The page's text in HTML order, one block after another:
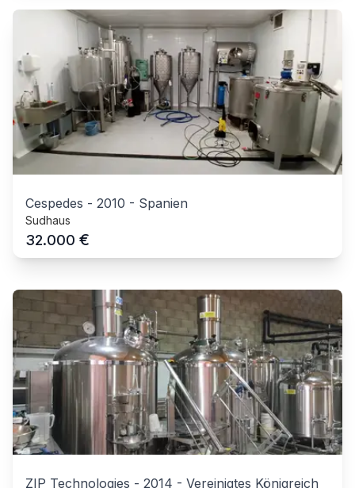
Cespedes - 2010 - Spanien
Sudhaus
32.000 €
ZIP Technologies - 2014 - Vereinigtes Königreich